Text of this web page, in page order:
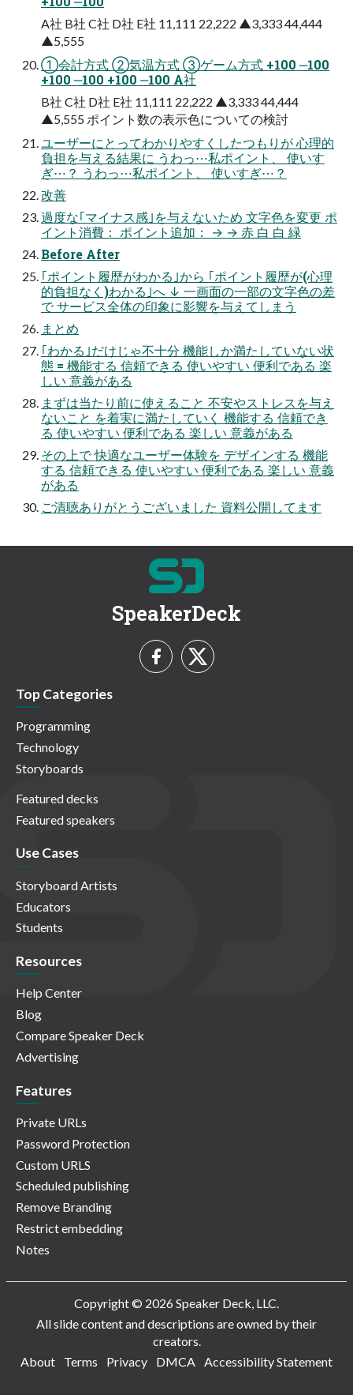
A社 B社 C社 D社 E社 11,111 22,222 ▲3,333 44,444
▲5,555
①会計方式 ②気温方式 ③ゲーム方式 +100 ‒100
+100 ‒100 +100 ‒100 A社
B社 C社 D社 E社 11,111 22,222 ▲3,333 44,444
▲5,555 ポイント数の表示色についての検討
ユーザーにとってわかりやすくしたつもりが 心理的
負担を与える結果に うわっ⋯私ポイント、 使いす
ぎ⋯？ うわっ⋯私ポイント、 使いすぎ⋯？
改善
過度な｢マイナス感｣を与えないため 文字色を変更 ポ
イント消費： ポイント追加： → → 赤 白 白 緑
Before After
｢ポイント履歴がわかる｣から ｢ポイント履歴が(心理
的負担なく)わかる｣へ ↓ 一画面の一部の文字色の差
で サービス全体の印象に影響を与えてしまう
まとめ
｢わかる｣だけじゃ不十分 機能しか満たしていない状
態 = 機能する 信頼できる 使いやすい 便利である 楽
しい 意義がある
まずは当たり前に使えること 不安やストレスを与え
ないこと を着実に満たしていく 機能する 信頼でき
る 使いやすい 便利である 楽しい 意義がある
その上で 快適なユーザー体験を デザインする 機能
する 信頼できる 使いやすい 便利である 楽しい 意義
がある
ご清聴ありがとうございました 資料公開してます
SpeakerDeck
Top Categories
Programming
Technology
Storyboards
Featured decks
Featured speakers
Use Cases
Storyboard Artists
Educators
Students
Resources
Help Center
Blog
Compare Speaker Deck
Advertising
Features
Private URLs
Password Protection
Custom URLS
Scheduled publishing
Remove Branding
Restrict embedding
Notes
Copyright © 2026 Speaker Deck, LLC.
All slide content and descriptions are owned by their
creators.
About
Terms Privacy DMCA Accessibility Statement